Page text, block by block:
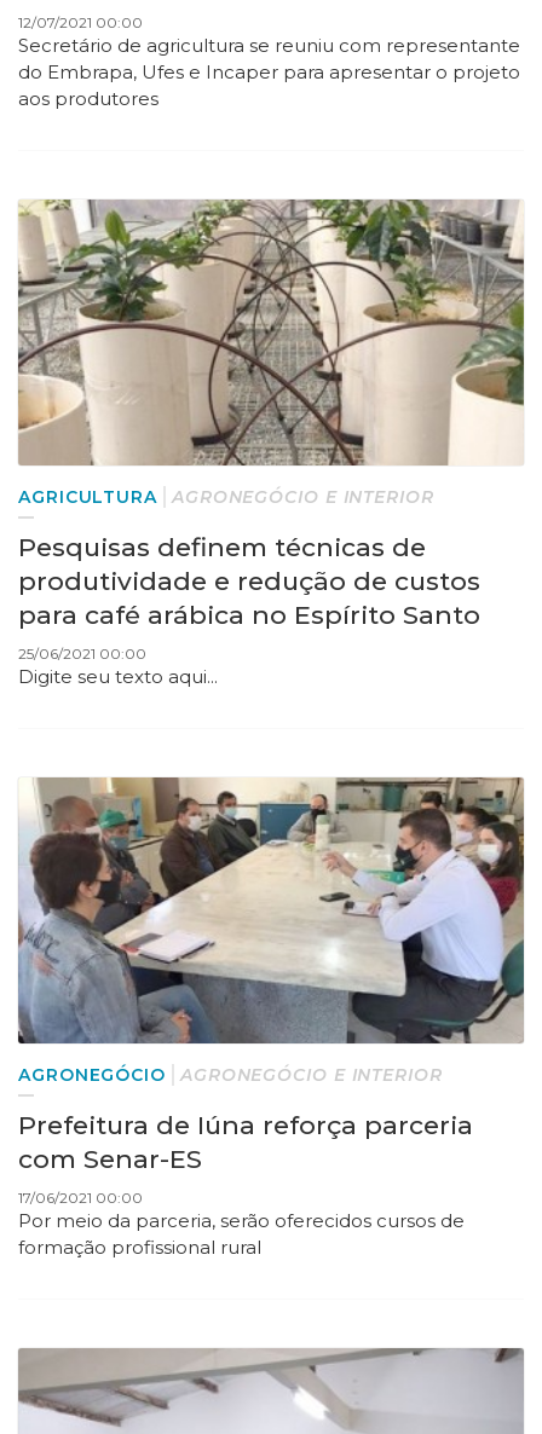
12/07/2021 00:00
Secretário de agricultura se reuniu com representante
do Embrapa, Ufes e Incaper para apresentar o projeto
aos produtores
AGRICULTURA AGRONEGÓCIO E INTERIOR
Pesquisas definem técnicas de
produtividade e redução de custos
para café arábica no Espírito Santo
25/06/2021 00:00
Digite seu texto aqui...
AGRONEGÓCIO AGRONEGÓCIO E INTERIOR
Prefeitura de Iúna reforça parceria
com Senar-ES
17/06/2021 00:00
Por meio da parceria, serão oferecidos cursos de
formação profissional rural